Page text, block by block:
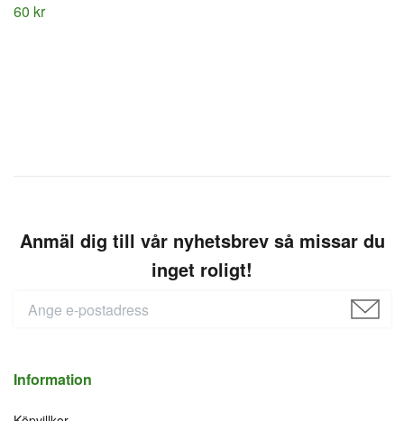
60 kr
Anmäl dig till vår nyhetsbrev så missar du
inget roligt!
Information